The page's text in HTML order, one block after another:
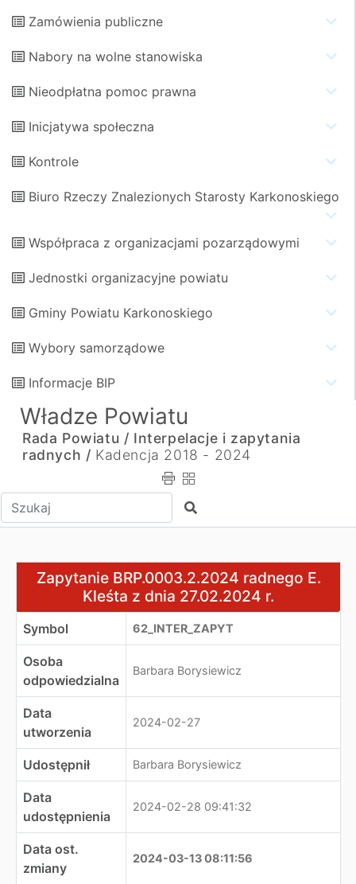
Zamówienia publiczne
Nabory na wolne stanowiska
Nieodpłatna pomoc prawna
Inicjatywa społeczna
Kontrole
Biuro Rzeczy Znalezionych Starosty Karkonoskiego
Współpraca z organizacjami pozarządowymi
Jednostki organizacyjne powiatu
Gminy Powiatu Karkonoskiego
Wybory samorządowe
Informacje BIP
Władze Powiatu
Rada Powiatu / Interpelacje i zapytania
radnych / Kadencja 2018 - 2024
Wpisz tekst do wyszukania Szukaj
Zapytanie BRP.0003.2.2024 radnego E. Kleśta z dnia
Zapytanie BRP.0003.2.2024 radnego E.
Kleśta z dnia 27.02.2024 r.
Symbol 62_INTER_ZAPYT
Osoba
odpowiedzialna
Barbara Borysiewicz
Data
utworzenia
2024-02-27
Udostępnił Barbara Borysiewicz
Data
udostępnienia
2024-02-28 09:41:32
Data ost.
zmiany
2024-03-13 08:11:56